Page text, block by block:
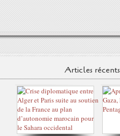
Articles récents